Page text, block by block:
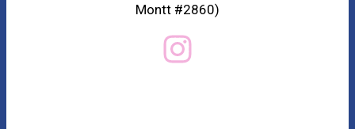
Montt #2860)